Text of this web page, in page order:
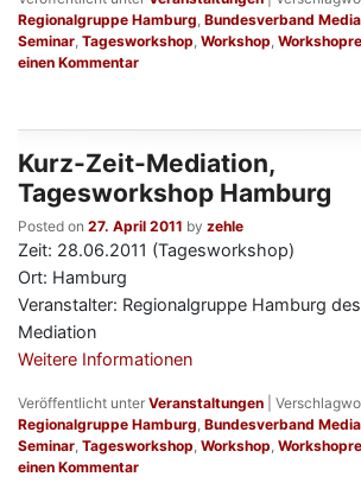
Regionalgruppe Hamburg, Bundesverband
Seminar, Tagesworkshop, Workshop,
einen Kommentar
Kurz-Zeit-Mediation,
Tagesworkshop Hamburg
Posted on 27. April 2011 by zehle
Zeit: 28.06.2011 (Tagesworkshop)
Ort: Hamburg
Veranstalter: Regionalgruppe Hamburg
Mediation
Weitere Informationen
Veröffentlicht unter Veranstaltungen
Regionalgruppe Hamburg, Bundesverband
Seminar, Tagesworkshop, Workshop,
einen Kommentar